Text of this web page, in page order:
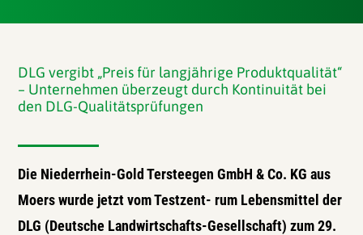
DLG vergibt „Preis für langjährige Produktqualität“
– Unternehmen überzeugt durch Kontinuität bei
den DLG-Qualitätsprüfungen
Die Niederrhein-Gold Tersteegen GmbH & Co. KG aus
Moers wurde jetzt vom Testzent- rum Lebensmittel der
DLG (Deutsche Landwirtschafts-Gesellschaft) zum 29.